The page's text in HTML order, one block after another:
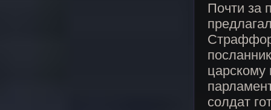
Почти за
царскому
солдат